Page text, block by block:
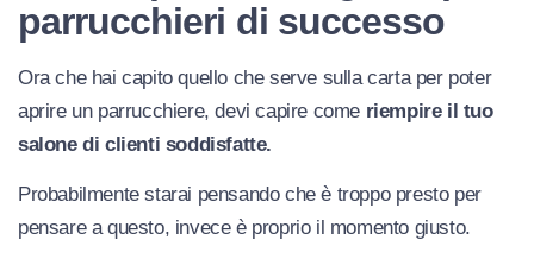
parrucchieri di successo
Ora che hai capito quello che serve sulla carta per poter
aprire un parrucchiere, devi capire come riempire il tuo
salone di clienti soddisfatte.
Probabilmente starai pensando che è troppo presto per
pensare a questo, invece è proprio il momento giusto.